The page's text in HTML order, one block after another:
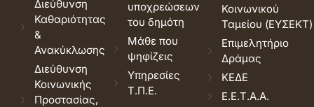
Διεύθυνση
Καθαριότητας
&
Ανακύκλωσης
Διεύθυνση
Κοινωνικής
Προστασίας,
υποχρεώσεων
του δημότη
Μάθε που
ψηφίζεις
Υπηρεσίες
Τ.Π.Ε.
Κοινωνικού
Ταμείου (ΕΥΣΕΚΤ)
Επιμελητήριο
Δράμας
ΚΕΔΕ
Ε.Ε.Τ.Α.Α.